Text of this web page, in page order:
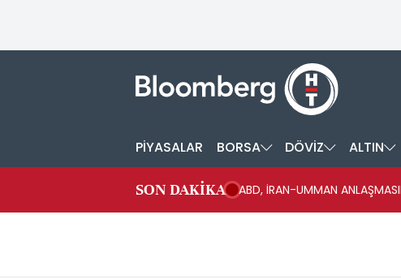
PİYASALAR BORSA DÖVİZ ALTIN
SON DAKİKA ABD, İRAN-UMMAN